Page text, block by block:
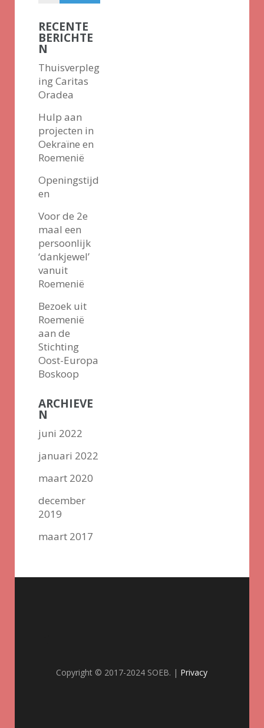
RECENTE
BERICHTE
N
Thuisverpleg
ing Caritas
Oradea
Hulp aan
projecten in
Oekraïne en
Roemenië
Openingstijd
en
Voor de 2e
maal een
persoonlijk
‘dankjewel’
vanuit
Roemenië
Bezoek uit
Roemenië
aan de
Stichting
Oost-Europa
Boskoop
ARCHIEVE
N
juni 2022
januari 2022
maart 2020
december
2019
maart 2017
Copyright © 2017-2024 SOEB. | Privacy